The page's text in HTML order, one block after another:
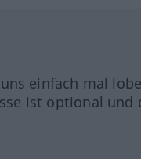
einfach mal
ist optional und